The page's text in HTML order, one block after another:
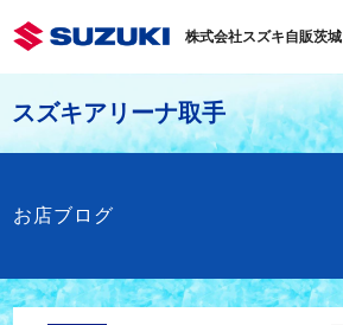
株式会社スズキ自販茨城
スズキアリーナ取手
お店ブログ